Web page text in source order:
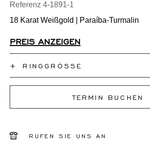
Referenz 4-1891-1
18 Karat Weißgold | Paraíba-Turmalin
PREIS ANZEIGEN
+RINGGRÖSSE
Ich kenne meine Ringgröße nicht
50
TERMIN BUCHEN
RUFEN SIE UNS AN